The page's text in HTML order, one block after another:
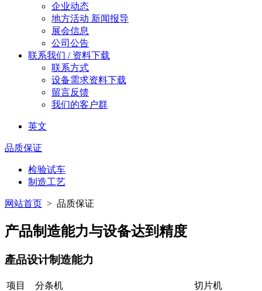
企业动态
地方活动 新闻报导
展会信息
公司公告
联系我们 / 资料下载
联系方式
设备需求资料下载
留言反馈
我们的客户群
英文
品质保证
检验试车
制造工艺
网站首页 > 品质保证
产品制造能力与设备达到精度
產品设计制造能力
项目 分条机
切片机